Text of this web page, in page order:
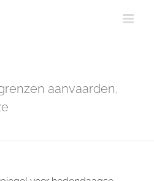
aanvaarden,